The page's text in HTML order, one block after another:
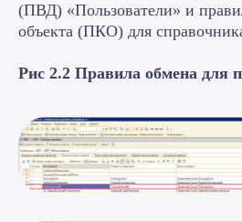
(ПВД) «Пользователи» и
объекта (ПКО) для
Рис 2.2 Правила обмена для